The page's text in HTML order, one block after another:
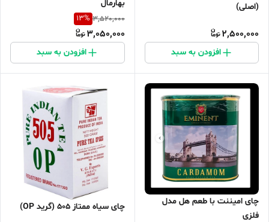
(اصلی)
2,500,000
افزودن به سبد
بهارمال
3,520,000
13%
3,050,000
افزودن به سبد
چای امیننت با طعم هل مدل
فلزی
چای سیاه ممتاز ۵۰۵ (گرید OP)